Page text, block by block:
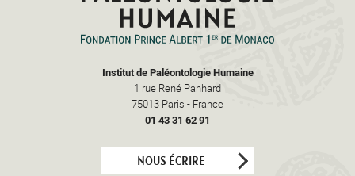
Institut de Paléontologie Humaine
1 rue René Panhard
75013 Paris - France
01 43 31 62 91
NOUS ÉCRIRE